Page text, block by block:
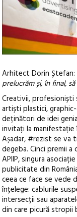
Arhitect Dorin Ștefan:
prelucrăm și, în final,
Creativii, profesioniști
artiști plastici,
deținători de idei
invitați la manifestație
Așadar, #rezist se va
degeba. Cinci premii
APIIP, singura
publicitate din
ceea ce face se vede
înțelege: cablurile
intersecții sau
din care picură stropii